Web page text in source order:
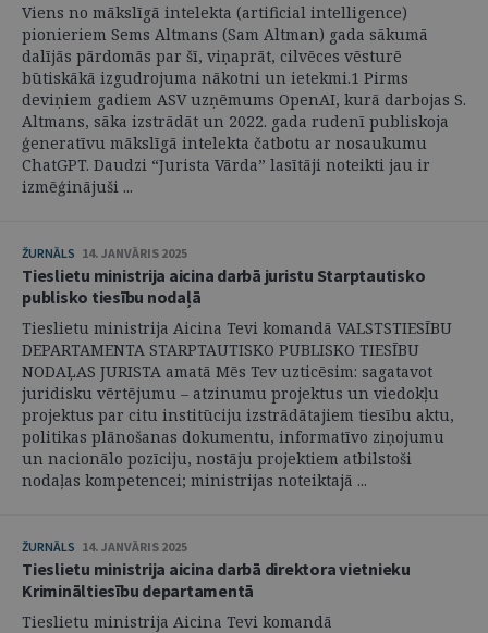
Viens no mākslīgā intelekta (artificial intelligence)
pionieriem Sems Altmans (Sam Altman) gada sākumā
dalījās pārdomās par šī, viņaprāt, cilvēces vēsturē
būtiskākā izgudrojuma nākotni un ietekmi.1 Pirms
deviņiem gadiem ASV uzņēmums OpenAI, kurā darbojas S.
Altmans, sāka izstrādāt un 2022. gada rudenī publiskoja
ģeneratīvu mākslīgā intelekta čatbotu ar nosaukumu
ChatGPT. Daudzi “Jurista Vārda” lasītāji noteikti jau ir
izmēģinājuši ...
ŽURNĀLS 14. JANVĀRIS 2025
Tieslietu ministrija aicina darbā juristu Starptautisko
publisko tiesību nodaļā
Tieslietu ministrija Aicina Tevi komandā VALSTSTIESĪBU
DEPARTAMENTA STARPTAUTISKO PUBLISKO TIESĪBU
NODAĻAS JURISTA amatā Mēs Tev uzticēsim: sagatavot
juridisku vērtējumu – atzinumu projektus un viedokļu
projektus par citu institūciju izstrādātajiem tiesību aktu,
politikas plānošanas dokumentu, informatīvo ziņojumu
un nacionālo pozīciju, nostāju projektiem atbilstoši
nodaļas kompetencei; ministrijas noteiktajā ...
ŽURNĀLS 14. JANVĀRIS 2025
Tieslietu ministrija aicina darbā direktora vietnieku
Krimināltiesību departamentā
Tieslietu ministrija Aicina Tevi komandā